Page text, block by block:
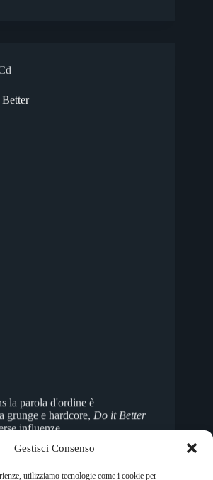
Gestisci Consenso
utilizziamo tecnologie come i cookie per
la parola d'ordine è
grunge e hardcore, Do it Better
influenze